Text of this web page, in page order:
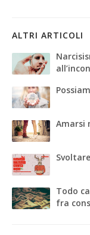
ALTRI ARTICOLI
Amarsi
Todo
fra